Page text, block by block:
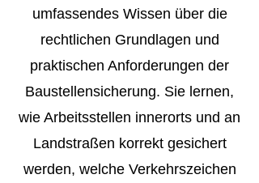
umfassendes Wissen über die
rechtlichen Grundlagen und
praktischen Anforderungen der
Baustellensicherung. Sie lernen,
wie Arbeitsstellen innerorts und an
Landstraßen korrekt gesichert
werden, welche Verkehrszeichen